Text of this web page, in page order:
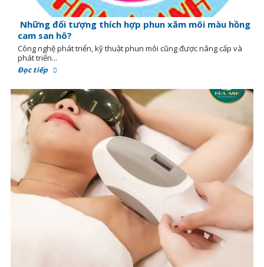
Những đối tượng thích hợp phun xăm môi màu hồng
cam san hô?
Công nghệ phát triển, kỹ thuật phun môi cũng được nâng cấp và
phát triển...
Đọc tiếp